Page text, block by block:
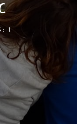
1